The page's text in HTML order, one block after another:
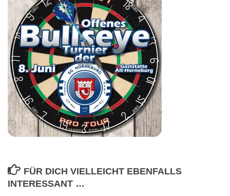
FÜR DICH VIELLEICHT EBENFALLS
INTERESSANT …